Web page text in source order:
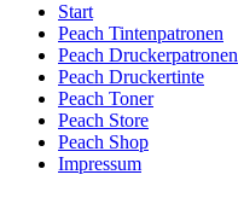
Start
Peach Tintenpatronen
Peach Druckerpatronen
Peach Druckertinte
Peach Toner
Peach Store
Peach Shop
Impressum